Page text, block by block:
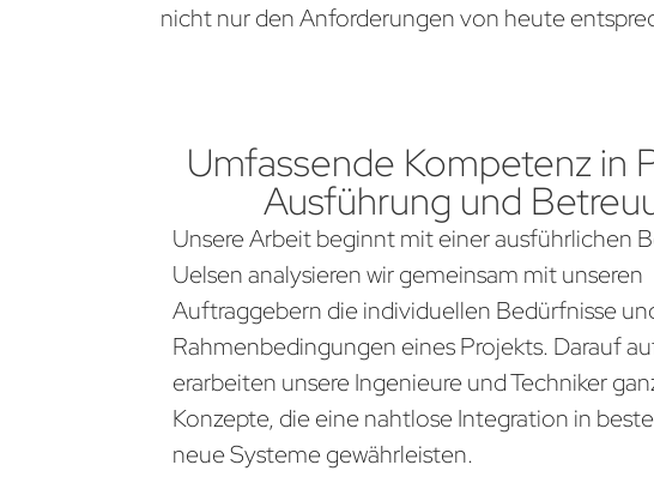
nicht nur den Anforderungen von heute
Umfassende Kompetenz in
Ausführung und
Unsere Arbeit beginnt mit einer ausführlichen
Uelsen analysieren wir gemeinsam mit unseren
Auftraggebern die individuellen Bedürfnisse
Rahmenbedingungen eines Projekts. Darauf
erarbeiten unsere Ingenieure und Techniker
Konzepte, die eine nahtlose Integration in
neue Systeme gewährleisten.